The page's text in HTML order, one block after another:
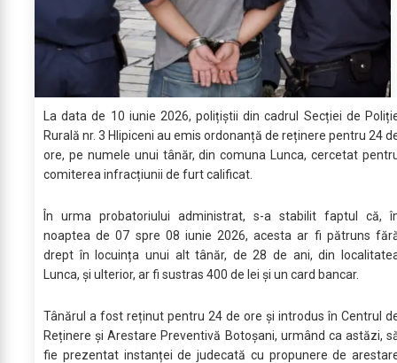
La data de 10 iunie 2026, polițiștii din cadrul Secției de
Rurală nr. 3 Hlipiceni au emis ordonanță de reținere pentru 24
ore, pe numele unui tânăr, din comuna Lunca, cercetat
comiterea infracțiunii de furt calificat.
În urma probatoriului administrat, s-a stabilit faptul că,
noaptea de 07 spre 08 iunie 2026, acesta ar fi pătruns
drept în locuința unui alt tânăr, de 28 de ani, din
Lunca, și ulterior, ar fi sustras 400 de lei și un card bancar.
Tânărul a fost reținut pentru 24 de ore și introdus în Centrul
Reținere și Arestare Preventivă Botoșani, urmând ca astăzi,
fie prezentat instanței de judecată cu propunere de